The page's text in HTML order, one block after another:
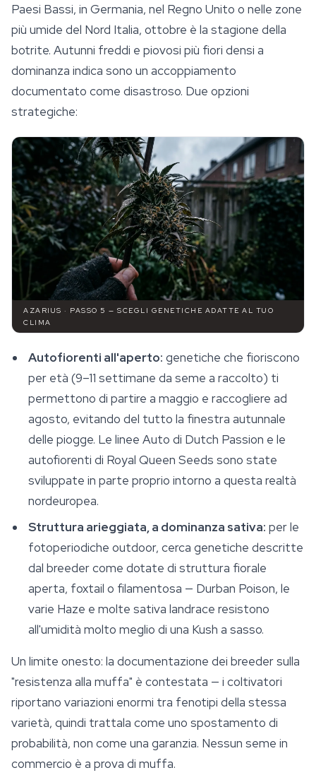
Paesi Bassi, in Germania, nel Regno Unito o nelle zone
più umide del Nord Italia, ottobre è la stagione della
botrite. Autunni freddi e piovosi più fiori densi a
dominanza indica sono un accoppiamento
documentato come disastroso. Due opzioni
strategiche:
AZARIUS · PASSO 5 — SCEGLI GENETICHE ADATTE AL TUO
CLIMA
Autofiorenti all'aperto: genetiche che fioriscono
per età (9–11 settimane da seme a raccolto) ti
permettono di partire a maggio e raccogliere ad
agosto, evitando del tutto la finestra autunnale
delle piogge. Le linee Auto di Dutch Passion e le
autofiorenti di Royal Queen Seeds sono state
sviluppate in parte proprio intorno a questa realtà
nordeuropea.
Struttura arieggiata, a dominanza sativa: per le
fotoperiodiche outdoor, cerca genetiche descritte
dal breeder come dotate di struttura fiorale
aperta, foxtail o filamentosa — Durban Poison, le
varie Haze e molte sativa landrace resistono
all'umidità molto meglio di una Kush a sasso.
Un limite onesto: la documentazione dei breeder sulla
"resistenza alla muffa" è contestata — i coltivatori
riportano variazioni enormi tra fenotipi della stessa
varietà, quindi trattala come uno spostamento di
probabilità, non come una garanzia. Nessun seme in
commercio è a prova di muffa.